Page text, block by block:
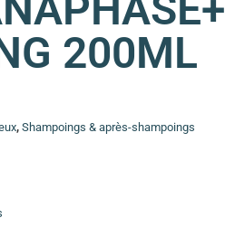
200ML
,Shampoings & après-shampoings